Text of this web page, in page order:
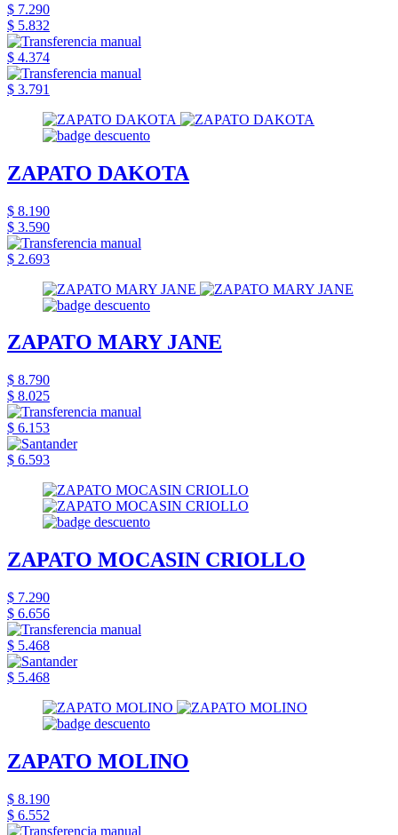
$ 7.290
$ 5.832
$ 4.374
$ 3.791
ZAPATO DAKOTA
$ 8.190
$ 3.590
$ 2.693
ZAPATO MARY JANE
$ 8.790
$ 8.025
$ 6.153
$ 6.593
ZAPATO MOCASIN CRIOLLO
$ 7.290
$ 6.656
$ 5.468
$ 5.468
ZAPATO MOLINO
$ 8.190
$ 6.552